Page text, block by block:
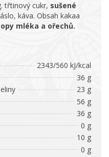
třtinový cukr, sušené
káva. Obsah kakaa
mléka a ořechů.
2343/560 kJ/kcal
36 g
23 g
56 g
36 g
0 g
10 g
0 g